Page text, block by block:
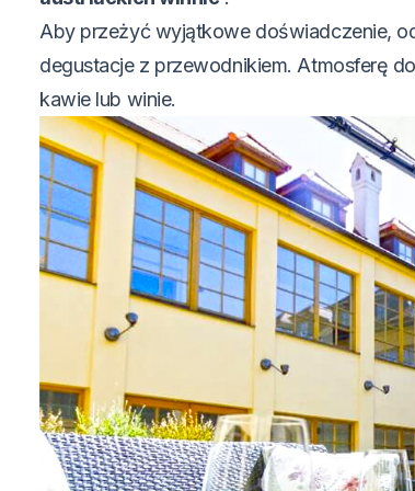
Aby przeżyć wyjątkowe doświadczenie,
degustacje z przewodnikiem. Atmosferę
kawie lub winie.